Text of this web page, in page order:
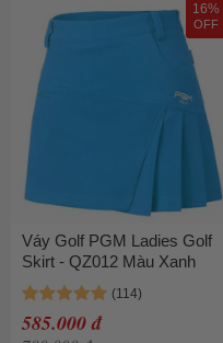
16%
OFF
Váy Golf PGM Ladies Golf
Skirt - QZ012 Màu Xanh
585.000 đ